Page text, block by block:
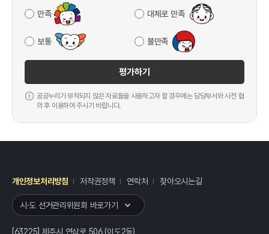
만족 대체로 만족
보통 불만족
평가하기
공공누리가 부착되지 않은 자료들을 사용하고자 할 경우에는 담당부서와 사전 협
의 후 이용하여 주시기 바랍니다.
개인정보처리방침 저작권정책 연락처 찾아오시는길
시·도 선거관리위원회 바로가기
[63225] 제주시 연삼로 506 (이도2동)